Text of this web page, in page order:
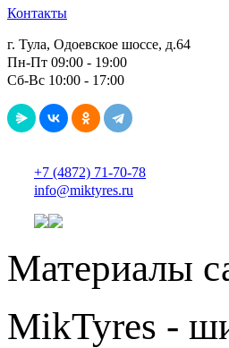
Контакты
г. Тула, Одоевское шоссе, д.64
Пн-Пт 09:00 - 19:00
Сб-Вс 10:00 - 17:00
+7 (4872) 71-70-78
info@miktyres.ru
Материалы
MikTyres -